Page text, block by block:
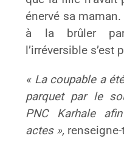
énervé sa
à la brûler
l’irréversible s’est
« La coupable a
parquet par le
PNC Karhale
actes »,